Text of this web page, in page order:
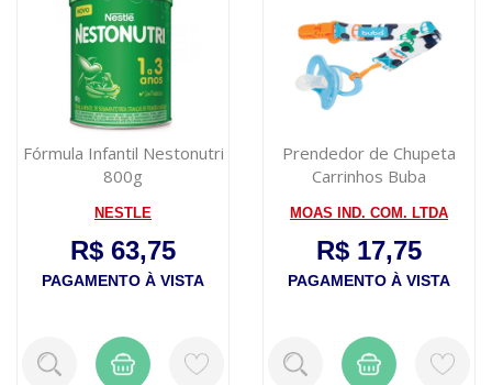
Fórmula Infantil Nestonutri
800g
NESTLE
R$ 63,75
PAGAMENTO À VISTA
Prendedor de Chupeta
Carrinhos Buba
MOAS IND. COM. LTDA
R$ 17,75
PAGAMENTO À VISTA